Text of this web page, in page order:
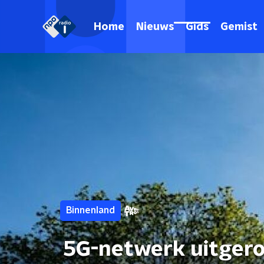
Home Nieuws Gids Gemist
Binnenland
5G-netwerk